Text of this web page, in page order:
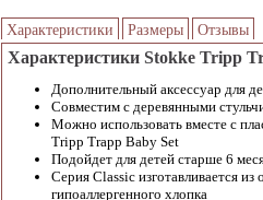
Характеристики Размеры Отзывы
Характеристики Stokke Tripp
Дополнительный аксессуар для
Совместим с деревянными
Можно использовать вместе с
Tripp Trapp Baby Set
Подойдет для детей старше 6
Серия Classic изготавливается из
гипоаллергенного хлопка